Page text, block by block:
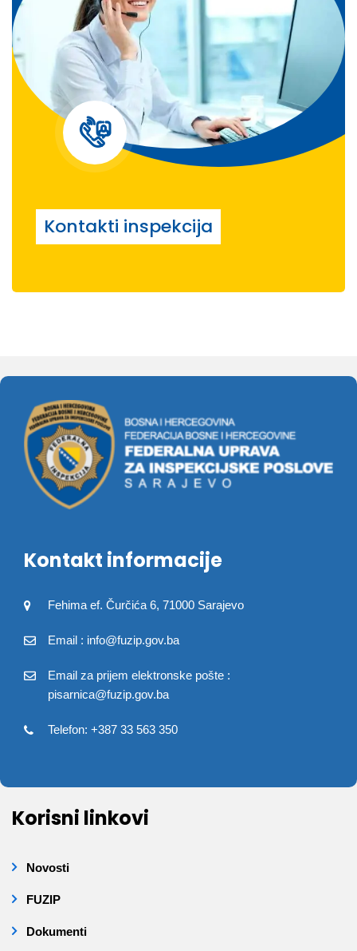
Kontakti inspekcija
Kontakt informacije
Fehima ef. Čurčića 6, 71000 Sarajevo
Email : info@fuzip.gov.ba
Email za prijem elektronske pošte :
pisarnica@fuzip.gov.ba
Telefon: +387 33 563 350
Korisni linkovi
Novosti
FUZIP
Dokumenti